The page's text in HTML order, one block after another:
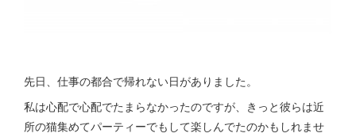
先日、仕事の都合で帰れない日がありました。
私は心配で心配でたまらなかったのですが、きっと彼らは近
所の猫集めてパーティーでもして楽しんでたのかもしれませ